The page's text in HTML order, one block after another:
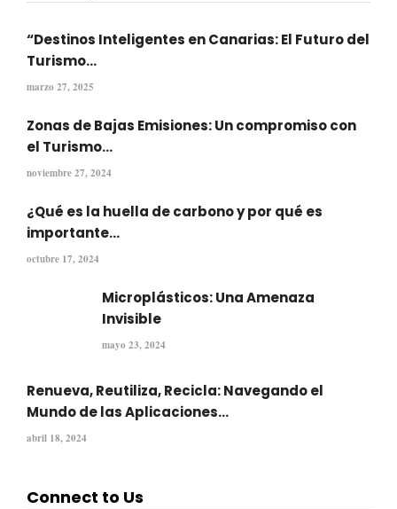
“Destinos Inteligentes en Canarias: El Futuro del
Turismo...
marzo 27, 2025
Zonas de Bajas Emisiones: Un compromiso con
el Turismo...
noviembre 27, 2024
¿Qué es la huella de carbono y por qué es
importante...
octubre 17, 2024
Microplásticos: Una Amenaza
Invisible
mayo 23, 2024
Renueva, Reutiliza, Recicla: Navegando el
Mundo de las Aplicaciones...
abril 18, 2024
Connect to Us